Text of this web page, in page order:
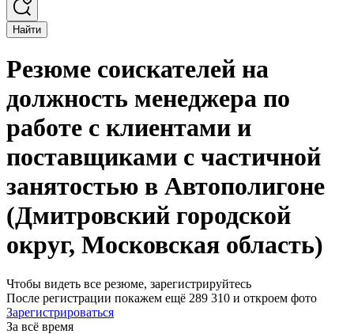
Найти
Резюме соискателей на
должность менеджера по
работе с клиентами и
поставщиками с частичной
занятостью в Автополигоне
(Дмитровский городской
округ, Московская область)
Чтобы видеть все резюме, зарегистрируйтесь
После регистрации покажем ещё 289 310 и откроем фото
Зарегистрироваться
За всё время